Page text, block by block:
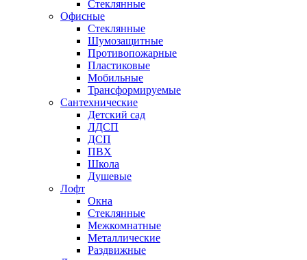
Стеклянные
Офисные
Стеклянные
Шумозащитные
Противопожарные
Пластиковые
Мобильные
Трансформируемые
Сантехнические
Детский сад
ЛДСП
ДСП
ПВХ
Школа
Душевые
Лофт
Окна
Стеклянные
Межкомнатные
Металлические
Раздвижные